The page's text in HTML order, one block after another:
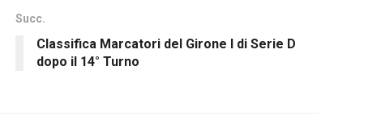
Succ.
Classifica Marcatori del Girone I di Serie D
dopo il 14° Turno